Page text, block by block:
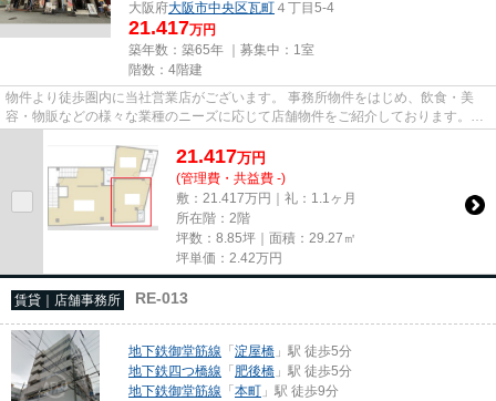
大阪府大阪市中央区瓦町 ４丁目5-4
21.417万円
築年数：築65年 ｜募集中： 1室
階数：4階建
物件より徒歩圏内に当社営業店がございます。 事務所物件をはじめ、飲食・美
容・物販などの様々な業種のニーズに応じて店舗物件をご紹介しております。
尚、弊社ではおとり広告は一切...
21.417万円
(管理費・共益費 -)
敷：21.417万円｜礼：1.1ヶ月
所在階：2階
坪数：8.85坪｜面積：29.27㎡
坪単価： 2.42万円
賃貸｜店舗事務所 RE-013
地下鉄御堂筋線 「淀屋橋 」駅 徒歩5分
地下鉄四つ橋線 「肥後橋 」駅 徒歩5分
地下鉄御堂筋線 「本町 」駅 徒歩9分